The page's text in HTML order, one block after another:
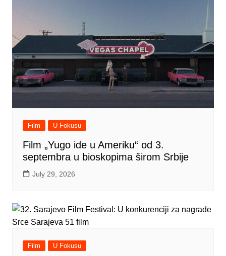
Film U Fokusu
Film „Yugo ide u Ameriku“ od 3.
septembra u bioskopima širom Srbije
July 29, 2026
Film U Fokusu